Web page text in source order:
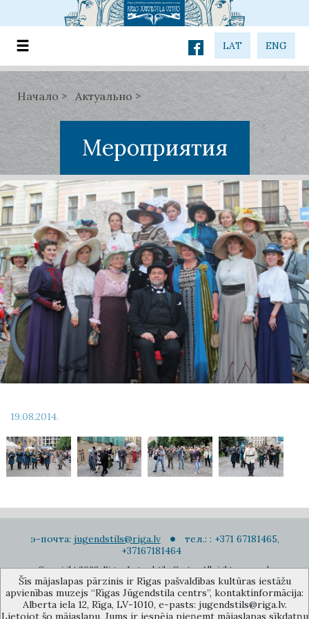
LAT ENG
Начало Актуально
Мероприятия
19.08.2014.
э-почта: jugendstils@riga.lv
тел.: : +371 67181465,
+37167181464
Copyright 2022. Rigas Jugendstila Centrs. All right reserved.
Подписаться на новости
Šīs mājaslapas pārzinis ir Rīgas pašvaldības kultūras iestāžu
apvienības muzejs “Rīgas Jūgendstila centrs”, kontaktinformācija:
Alberta iela 12, Rīga, LV-1010, e-pasts: jugendstils@riga.lv.
Lietojot šo mājaslapu, Jums ir iespēja pieņemt mājaslapas sīkdatņu